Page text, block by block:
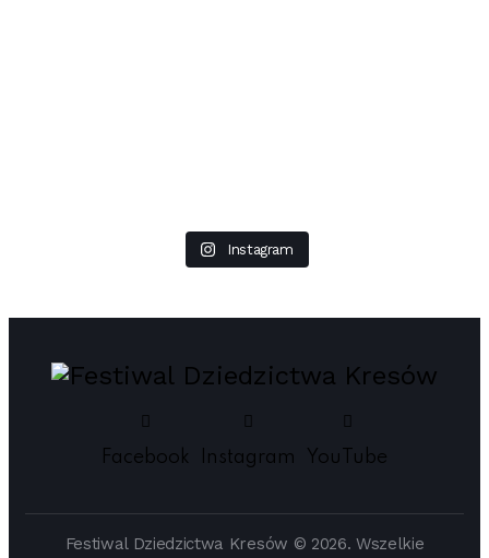
Instagram
Facebook Instagram YouTube
Festiwal Dziedzictwa Kresów © 2026. Wszelkie